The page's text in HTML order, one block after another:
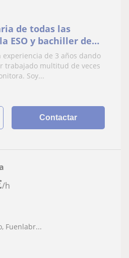
de todas las
ESO y bachiller de
y matemáticas
de 3 años dando
trabajado multitud de veces
Soy...
Contactar
/h
Fuenlabr...